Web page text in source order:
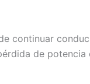
continuar
de